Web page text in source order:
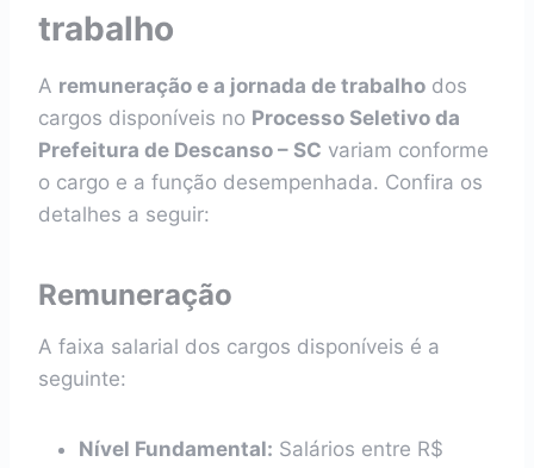
trabalho
A remuneração e a jornada de trabalho dos
cargos disponíveis no Processo Seletivo da
Prefeitura de Descanso – SC variam conforme
o cargo e a função desempenhada. Confira os
detalhes a seguir:
Remuneração
A faixa salarial dos cargos disponíveis é a
seguinte:
Nível Fundamental: Salários entre R$